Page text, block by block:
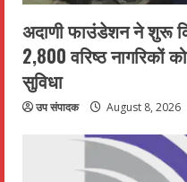
अदाणी फाउंडेशन ने शुरू
2,800 वरिष्ठ नागरिकों
सुविधा
उप संपादक August 8, 2026